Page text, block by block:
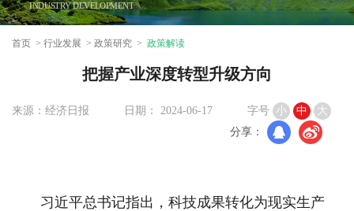
INDUSTRY DEVELOPMENT
首页 行业发展 政策研究 政策解读
把握产业深度转型升级方向
来源：经济日报 日期： 2024-06-17 字号 小 中
大
分享：
习近平总书记指出，科技成果转化为现实生产